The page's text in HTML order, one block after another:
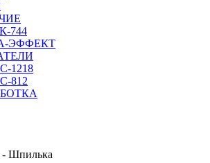
744
ЭФФЕКТ
1218
812
- Шпилька